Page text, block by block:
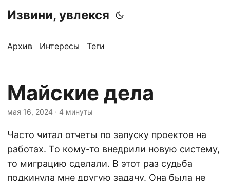
Извини, увлекся
Архив Интересы Теги
Майские дела
мая 16, 2024 · 4 минуты
Часто читал отчеты по запуску проектов на
работах. То кому-то внедрили новую систему,
то миграцию сделали. В этот раз судьба
подкинула мне другую задачу. Она была не